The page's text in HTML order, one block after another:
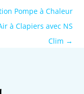
Pompe à Chaleur
à Clapiers avec NS
Clim →